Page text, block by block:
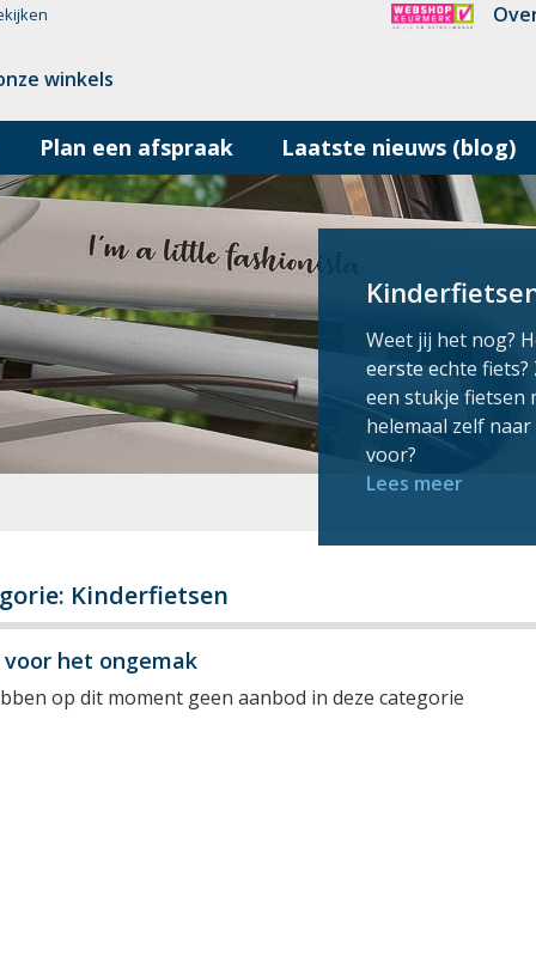
winkels
Plan een afspraak Laatste nieuws (blog)
Weet jij het nog?
eerste echte
een stukje fietsen
helemaal zelf
voor?
Lees meer
Kinderfietsen
voor het ongemak
op dit moment geen aanbod in deze categorie